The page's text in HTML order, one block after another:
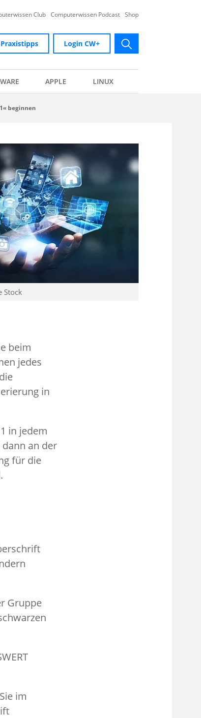
Club Computerwissen Podcast Shop
Login CW+
submit
APPLE LINUX
beginnen
Stock
beim
jedes
in
in jedem
an der
für die
Gruppe
im